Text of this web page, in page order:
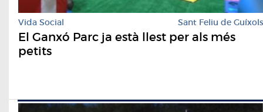
Vida Social Sant Feliu de Guíxols
El Ganxó Parc ja està llest per als més
petits